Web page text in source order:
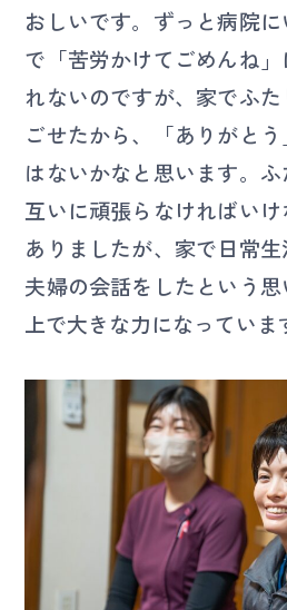
おしいです。ずっと病院
で「苦労かけてごめんね
れないのですが、家でふ
ごせたから、「ありがと
はないかなと思います。
互いに頑張らなければい
ありましたが、家で日常
夫婦の会話をしたという
上で大きな力になっていま